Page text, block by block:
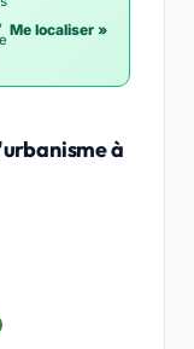
Me localiser »
à